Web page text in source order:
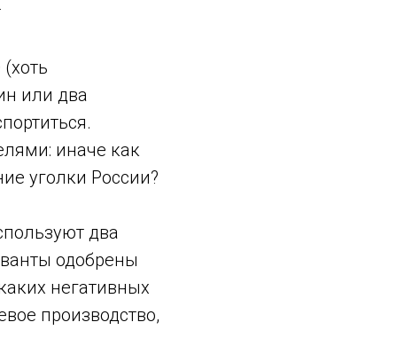
или два
иначе как
уголки России?
два
одобрены
негативных
производство,